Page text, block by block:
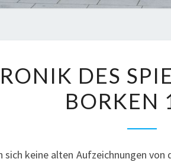
DES
1886
DES
BORKEN
sich keine alten Aufzeichnungen von